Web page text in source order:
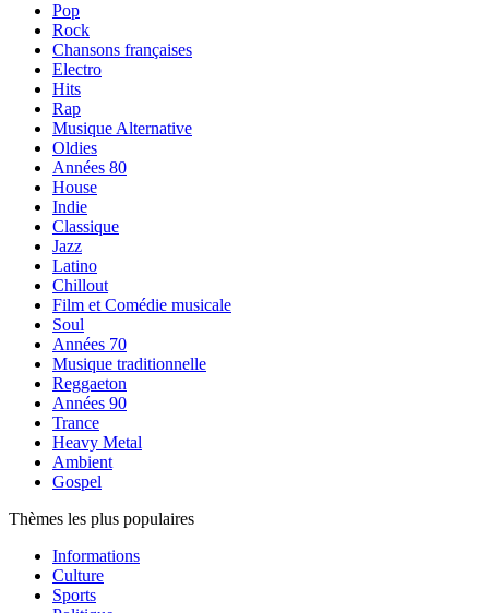
Pop
Rock
Chansons françaises
Electro
Hits
Rap
Musique Alternative
Oldies
Années 80
House
Indie
Classique
Jazz
Latino
Chillout
Film et Comédie musicale
Soul
Années 70
Musique traditionnelle
Reggaeton
Années 90
Trance
Heavy Metal
Ambient
Gospel
Thèmes les plus populaires
Informations
Culture
Sports